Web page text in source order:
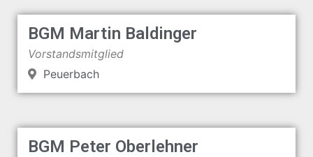
BGM Martin Baldinger
Vorstandsmitglied
Peuerbach
BGM Peter Oberlehner